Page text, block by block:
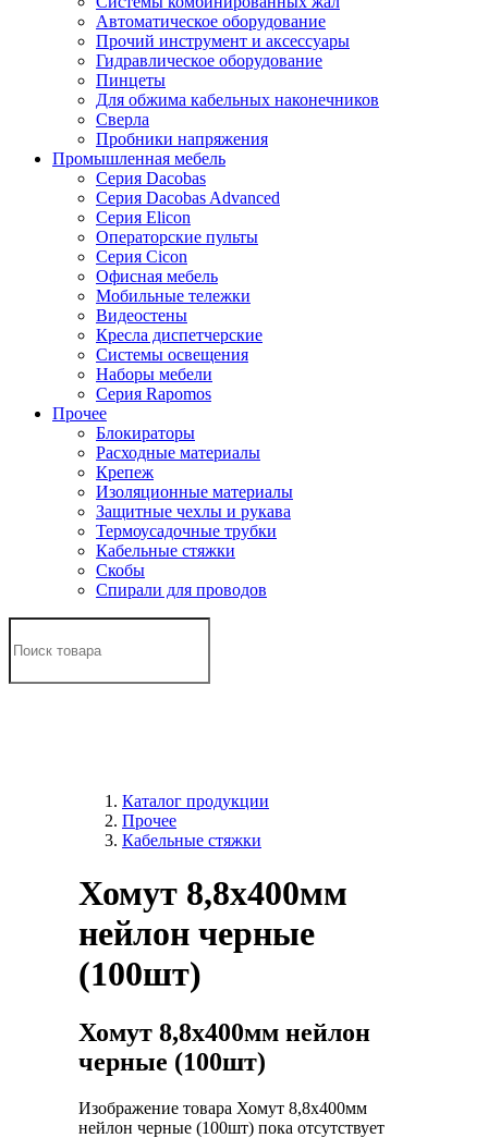
Автоматическое оборудование
Прочий инструмент и аксессуары
Гидравлическое оборудование
Пинцеты
Для обжима кабельных наконечников
Сверла
Пробники напряжения
Промышленная мебель
Серия Dacobas
Серия Dacobas Advanced
Серия Elicon
Операторские пульты
Серия Cicon
Офисная мебель
Мобильные тележки
Видеостены
Кресла диспетчерские
Системы освещения
Наборы мебели
Серия Rapomos
Прочее
Блокираторы
Расходные материалы
Крепеж
Изоляционные материалы
Защитные чехлы и рукава
Термоусадочные трубки
Кабельные стяжки
Скобы
Спирали для проводов
Каталог продукции
Прочее
Кабельные стяжки
Хомут 8,8х400мм
нейлон черные
(100шт)
Хомут 8,8х400мм нейлон
черные (100шт)
Изображение товара Хомут 8,8х400мм
нейлон черные (100шт) пока отсутствует